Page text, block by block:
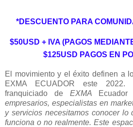
*DESCUENTO PARA
$50USD + IVA (PAGOS
$125USD PAGOS EN
El movimiento y el éxito definen a
EXMA ECUADOR este 2022.
franquiciado de EXMA Ecuador
empresarios, especialistas en
y servicios necesitamos conocer lo
funciona o no realmente. Este